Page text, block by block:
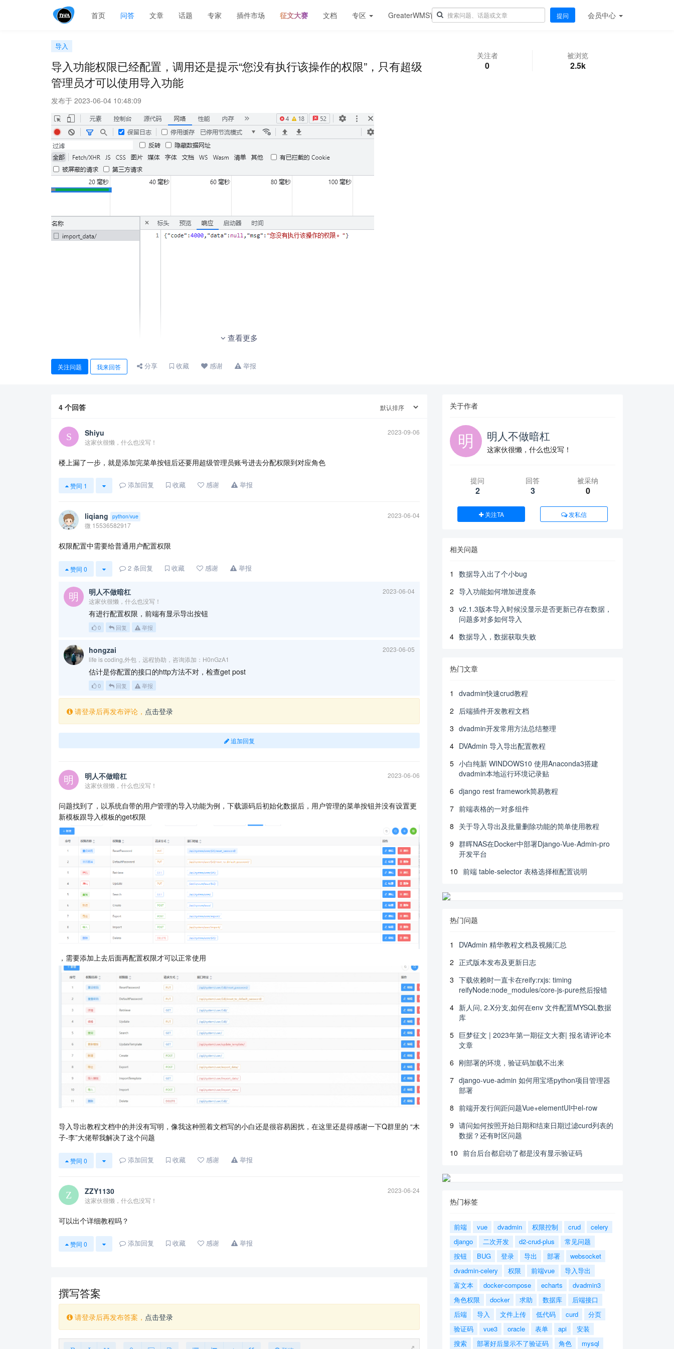
首页 问答 文章 话题 专家 插件市场 征文大赛 文档 专区 GreaterWMS官网 提问 会员中心
导入
导入功能权限已经配置，调用还是提示“您没有执行该操作的权限”，只有超级
管理员才可以使用导入功能
发布于 2023-06-04 10:48:09
查看更多
关注者
0
被浏览
2.5k
关注问题 我来回答 分享 收藏 感谢 举报
4 个回答
Shiyu
2023-09-06
这家伙很懒，什么也没写！
楼上漏了一步，就是添加完菜单按钮后还要用超级管理员账号进去分配权限到对应角色
赞同 1 添加回复 收藏 感谢 举报
liqiang python/vue
2023-06-04
微 15536582917
权限配置中需要给普通用户配置权限
赞同 0 2 条回复 收藏 感谢 举报
明人不做暗杠
2023-06-04
这家伙很懒，什么也没写！
有进行配置权限，前端有显示导出按钮
0 回复 举报
hongzai
2023-06-05
life is coding,外包，远程协助，咨询添加：H0nGzA1
估计是你配置的接口的http方法不对，检查get post
0 回复 举报
请登录后再发布评论， 点击登录
追加回复
明人不做暗杠
2023-06-06
这家伙很懒，什么也没写！
问题找到了，以系统自带的用户管理的导入功能为例，下载源码后初始化数据后，用户管理的菜单按钮并没有设置更
新模板跟导入模板的get权限
，需要添加上去后面再配置权限才可以正常使用
导入导出教程文档中的并没有写明，像我这种照着文档写的小白还是很容易困扰，在这里还是得感谢一下Q群里的 “木
子-李”大佬帮我解决了这个问题
赞同 0 添加回复 收藏 感谢 举报
ZZY1130
2023-06-24
这家伙很懒，什么也没写！
可以出个详细教程吗？
赞同 0 添加回复 收藏 感谢 举报
撰写答案
请登录后再发布答案， 点击登录
关于作者
明人不做暗杠
这家伙很懒，什么也没写！
提问
2
回答
3
被采纳
0
关注TA 发私信
相关问题
1
数据导入出了个小bug
2 导入功能如何增加进度条
3 v2.1.3版本导入时候没显示是否更新已存在数据，
问题多对多如何导入
4 数据导入，数据获取失败
热门文章
1
dvadmin快速crud教程
2 后端插件开发教程文档
3 dvadmin开发常用方法总结整理
4 DVAdmin 导入导出配置教程
5 小白纯新 WINDOWS10 使用Anaconda3搭建
dvadmin本地运行环境记录贴
6 django rest framework简易教程
7 前端表格的一对多组件
8 关于导入导出及批量删除功能的简单使用教程
9 群晖NAS在Docker中部署Django-Vue-Admin-pro
开发平台
10 前端 table-selector 表格选择框配置说明
热门问题
1
DVAdmin 精华教程文档及视频汇总
2 正式版本发布及更新日志
3 下载依赖时一直卡在reify:rxjs: timing
reifyNode:node_modules/core-js-pure然后报错
4 新人问, 2.X分支,如何在env 文件配置MYSQL数据
库
5 巨梦征文 | 2023年第一期征文大赛| 报名请评论本
文章
6 刚部署的环境，验证码加载不出来
7 django-vue-admin 如何用宝塔python项目管理器
部署
8 前端开发行间距问题Vue+elementUI中el-row
9 请问如何按照开始日期和结束日期过滤curd列表的
数据？还有时区问题
10 前台后台都启动了都是没有显示验证码
热门标签
前端 vue dvadmin 权限控制 crud
celery
django
二次开发 d2-crud-plus
常见问题
按钮
BUG 登录 导出 部署
websocket
dvadmin-celery
权限 前端vue
导入导出
富文本
docker-compose echarts
dvadmin3
角色权限
docker 求助 数据库
后端接口
后端
导入 文件上传 低代码 curd
分页
验证码
vue3 oracle 表单 api
安装
搜索
部署好后显示不了验证码 角色 mysql